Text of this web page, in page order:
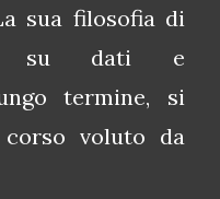
sua filosofia di
su dati e
termine, si
voluto da